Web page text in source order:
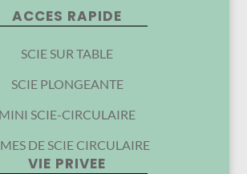
ACCES RAPIDE
SCIE SUR TABLE
SCIE PLONGEANTE
MINI SCIE-CIRCULAIRE
DE SCIE CIRCULAIRE
VIE PRIVEE